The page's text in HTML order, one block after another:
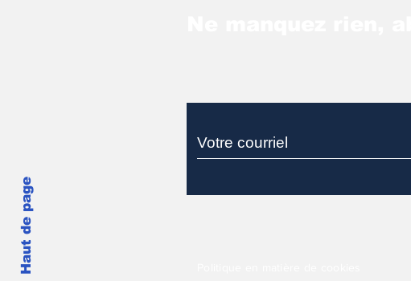
Haut de page